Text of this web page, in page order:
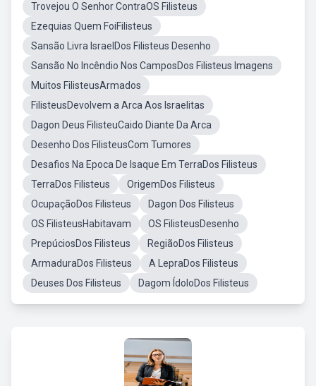
Trovejou O Senhor ContraOS Filisteus
Ezequias Quem FoiFilisteus
Sansão Livra IsraelDos Filisteus Desenho
Sansão No Incêndio Nos CamposDos Filisteus Imagens
Muitos FilisteusArmados
FilisteusDevolvem a Arca Aos Israelitas
Dagon Deus FilisteuCaido Diante Da Arca
Desenho Dos FilisteusCom Tumores
Desafios Na Epoca De Isaque Em TerraDos Filisteus
TerraDos Filisteus
OrigemDos Filisteus
OcupaçãoDos Filisteus
Dagon Dos Filisteus
OS FilisteusHabitavam
OS FilisteusDesenho
PrepúciosDos Filisteus
RegiãoDos Filisteus
ArmaduraDos Filisteus
A LepraDos Filisteus
Deuses Dos Filisteus
Dagom ÍdoloDos Filisteus